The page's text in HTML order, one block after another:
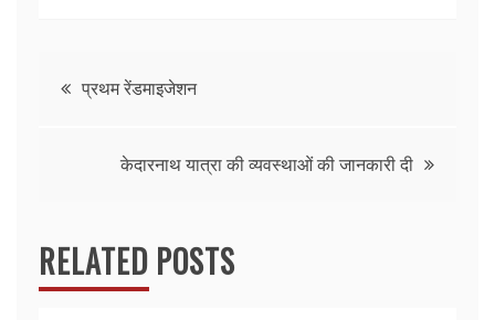
b
o
A
p
Postप्रथम रेंडमाइजेशन
केदारनाथ यात्रा की व्यवस्थाओं की जानकारी दी
RELATED POSTS